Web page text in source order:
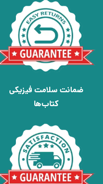
ضمانت سلامت فیزیکی
کتاب‌ها